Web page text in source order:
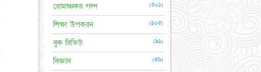
রোমাঞ্চকর গল্প (৫০১)
শিক্ষা উপকরন (১০৫)
বুক রিভিউ (৯১)
বিজ্ঞান (৫৯)